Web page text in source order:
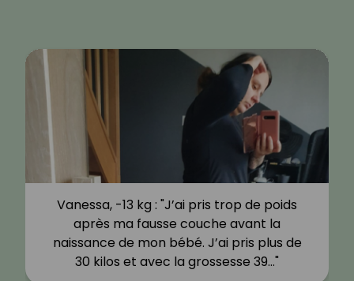
Vanessa, -13 kg : "J’ai pris trop de poids
après ma fausse couche avant la
naissance de mon bébé. J’ai pris plus de
30 kilos et avec la grossesse 39…"